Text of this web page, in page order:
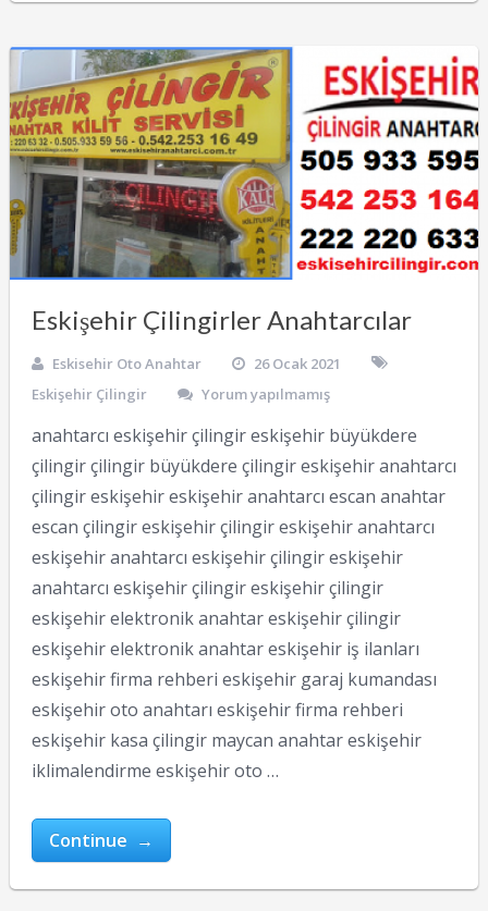
Eskişehir Çilingirler Anahtarcılar
Eskisehir Oto Anahtar
26 Ocak 2021
Eskişehir Çilingir
Yorum yapılmamış
anahtarcı eskişehir çilingir eskişehir büyükdere
çilingir çilingir büyükdere çilingir eskişehir anahtarcı
çilingir eskişehir eskişehir anahtarcı escan anahtar
escan çilingir eskişehir çilingir eskişehir anahtarcı
eskişehir anahtarcı eskişehir çilingir eskişehir
anahtarcı eskişehir çilingir eskişehir çilingir
eskişehir elektronik anahtar eskişehir çilingir
eskişehir elektronik anahtar eskişehir iş ilanları
eskişehir firma rehberi eskişehir garaj kumandası
eskişehir oto anahtarı eskişehir firma rehberi
eskişehir kasa çilingir maycan anahtar eskişehir
iklimalendirme eskişehir oto …
Continue →